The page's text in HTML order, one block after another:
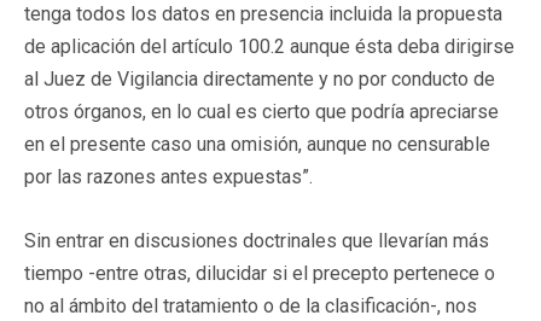
tenga todos los datos en presencia incluida la propuesta
de aplicación del artículo 100.2 aunque ésta deba dirigirse
al Juez de Vigilancia directamente y no por conducto de
otros órganos, en lo cual es cierto que podría apreciarse
en el presente caso una omisión, aunque no censurable
por las razones antes expuestas”.
Sin entrar en discusiones doctrinales que llevarían más
tiempo -entre otras, dilucidar si el precepto pertenece o
no al ámbito del tratamiento o de la clasificación-, nos